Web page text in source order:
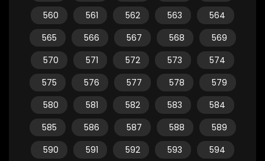
560
561 562 563
564
565
566 567 568
569
570
571 572 573
574
575
576 577 578
579
580
581 582 583
584
585
586 587 588
589
590
591 592 593
594